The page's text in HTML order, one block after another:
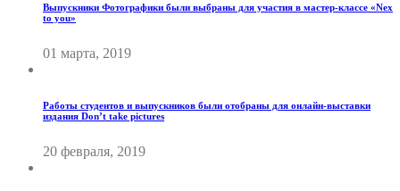
Выпускники Фотографики были выбраны для участия в мастер-классе «Nex
to you»
01 марта, 2019
Работы студентов и выпускников были отобраны для онлайн-выставки
издания Don’t take pictures
20 февраля, 2019